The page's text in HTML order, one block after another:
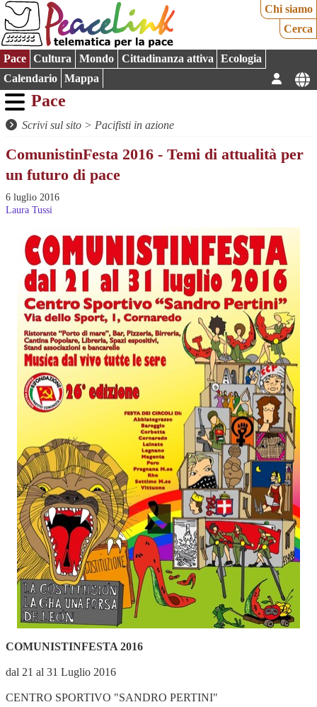
Chi siamo
Cerca
Pace Cultura Mondo Cittadinanza attiva
Ecologia
Calendario
Mappa
Pace
Scrivi sul sito > Pacifisti in azione
ComunistinFesta 2016 - Temi di attualità per
un futuro di pace
6 luglio 2016
Laura Tussi
COMUNISTINFESTA 2016
dal 21 al 31 Luglio 2016
CENTRO SPORTIVO "SANDRO PERTINI"